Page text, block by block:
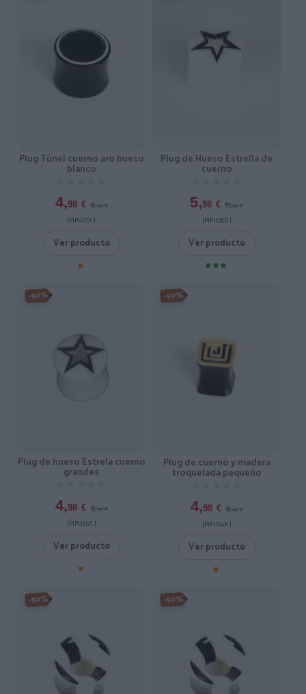
Plug Túnel cuerno aro hueso
blanco
4,98 € 9,95 €
[PIPU27A ]
Ver producto
Plug de Hueso Estrella de
cuerno
5,98 € 11,95 €
[PIPU25B ]
Ver producto
-50%
Plug de hueso Estrela cuerno
grandes
4,98 € 9,95 €
[PIPU25A ]
Ver producto
-50%
Plug de cuerno y madera
troquelada pequeño
4,98 € 9,95 €
[PIPU24A ]
Ver producto
-50% -50%